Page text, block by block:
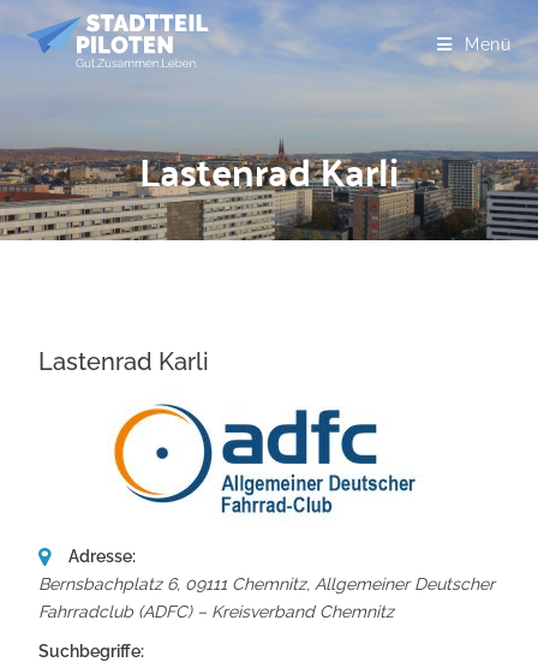
Menü
Lastenrad Karli
Lastenrad Karli
Adresse:
Bernsbachplatz 6, 09111 Chemnitz, Allgemeiner Deutscher
Fahrradclub (ADFC) – Kreisverband Chemnitz
Suchbegriffe: